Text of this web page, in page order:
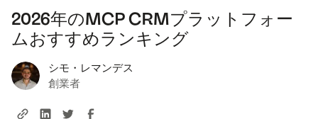
2026年のMCP CRMプラットフォー
ムおすすめランキング
シモ・レマンデス
創業者